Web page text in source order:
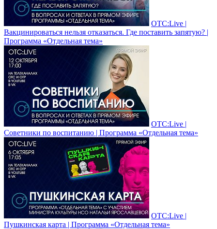
ОТС:Live |
Вакцинироваться нельзя отказаться. Где поставить запятую? |
Программа «Отдельная тема»
ОТС:Live |
Советники по воспитанию | Программа «Отдельная тема»
ОТС:Live |
Пушкинская карта | Программа «Отдельная тема»